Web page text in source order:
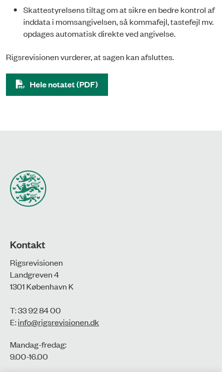
Skattestyrelsens tiltag om at sikre en bedre kontrol af
inddata i momsangivelsen, så kommafejl, tastefejl mv.
opdages automatisk direkte ved angivelse.
Rigsrevisionen vurderer, at sagen kan afsluttes.
Hele notatet (PDF)
Kontakt
Rigsrevisionen
Landgreven 4
1301 København K
T: 33 92 84 00
E:info@rigsrevisionen.dk
Mandag-fredag:
9.00-16.00​